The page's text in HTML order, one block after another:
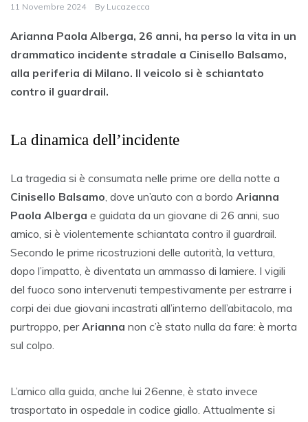
11 Novembre 2024 By Lucazecca
Arianna Paola Alberga, 26 anni, ha perso la vita in un
drammatico incidente stradale a Cinisello Balsamo,
alla periferia di Milano. Il veicolo si è schiantato
contro il guardrail.
La dinamica dell’incidente
La tragedia si è consumata nelle prime ore della notte a
Cinisello Balsamo, dove un’auto con a bordo Arianna
Paola Alberga e guidata da un giovane di 26 anni, suo
amico, si è violentemente schiantata contro il guardrail.
Secondo le prime ricostruzioni delle autorità, la vettura,
dopo l’impatto, è diventata un ammasso di lamiere. I vigili
del fuoco sono intervenuti tempestivamente per estrarre i
corpi dei due giovani incastrati all’interno dell’abitacolo, ma
purtroppo, perArianna non c’è stato nulla da fare: è morta
sul colpo.
L’amico alla guida, anche lui 26enne, è stato invece
trasportato in ospedale in codice giallo. Attualmente si